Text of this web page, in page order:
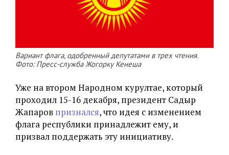
Вариант флага, одобренный депутатами в трех чтения.
Фото: Пресс-служба Жогорку Кенеша
Уже на втором Народном курултае, который
проходил 15-16 декабря, президент Садыр
Жапаров признался, что идея с изменением
флага республики принадлежит ему, и
призвал поддержать эту инициативу.